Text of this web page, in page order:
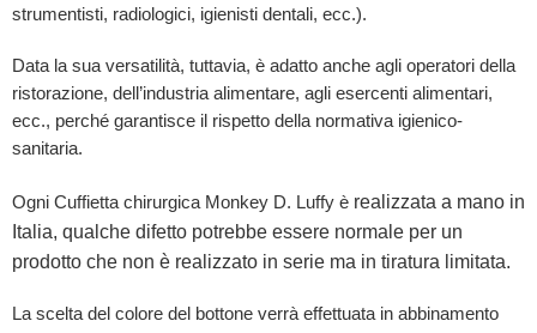
strumentisti, radiologici, igienisti dentali, ecc.).
Data la sua versatilità, tuttavia, è adatto anche agli operatori della
ristorazione, dell’industria alimentare, agli esercenti alimentari,
ecc., perché garantisce il rispetto della normativa igienico-
sanitaria.
Ogni Cuffietta chirurgica Monkey D. Luffy è realizzata a mano in
Italia, qualche difetto potrebbe essere normale per un
prodotto che non è realizzato in serie ma in tiratura limitata.
La scelta del colore del bottone verrà effettuata in abbinamento